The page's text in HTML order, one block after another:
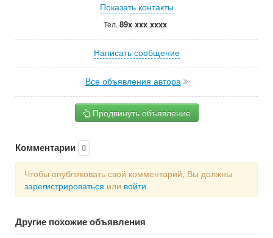
Показать контакты
Тел. 89x xxx xxxx
Написать сообщение
Все объявления автора
Продвинуть объявление
Комментарии 0
Чтобы опубликовать свой комментарий, Вы должны
зарегистрироваться или войти.
Другие похожие объявления